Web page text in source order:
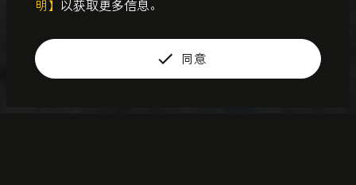
查看配置表
明】 以获取更多信息。
同意